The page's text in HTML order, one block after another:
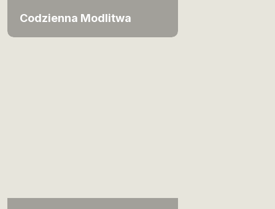
Codzienna Modlitwa